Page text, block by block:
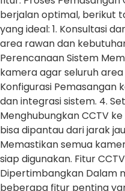
berjalan optimal, berikut
yang ideal: 1. Konsultasi
area rawan dan
Perencanaan Sistem
kamera agar seluruh
Konfigurasi Pemasangan
dan integrasi sistem. 4.
Menghubungkan CCTV
bisa dipantau dari jarak
Memastikan semua
siap digunakan. Fitur
Dipertimbangkan Dalam
beberapa fitur penting